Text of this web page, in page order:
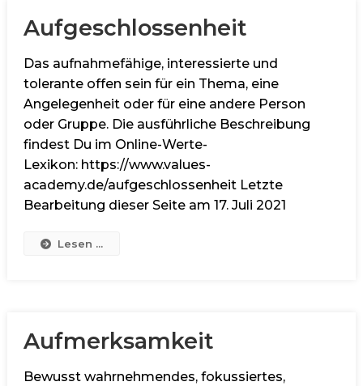
Aufgeschlossenheit
Das aufnahmefähige, interessierte und
tolerante offen sein für ein Thema, eine
Angelegenheit oder für eine andere Person
oder Gruppe. Die ausführliche Beschreibung
findest Du im Online-Werte-
Lexikon: https://www.values-
academy.de/aufgeschlossenheit Letzte
Bearbeitung dieser Seite am 17. Juli 2021
Lesen ...
Aufmerksamkeit
Bewusst wahrnehmendes, fokussiertes,